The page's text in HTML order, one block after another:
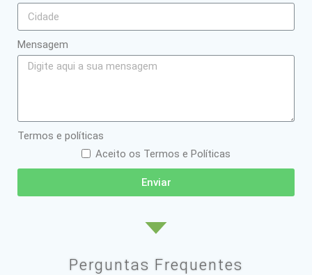
Mensagem
Termos e políticas
Aceito os Termos e Políticas
Enviar
Perguntas Frequentes